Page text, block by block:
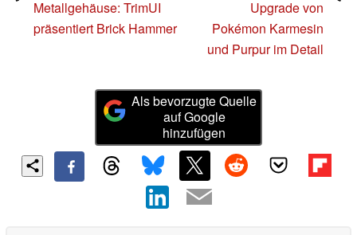
Metallgehäuse: TrimUI
präsentiert Brick Hammer
Upgrade von
Pokémon Karmesin
und Purpur im Detail
Als bevorzugte Quelle
auf Google
hinzufügen